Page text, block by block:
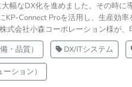
幅なDX化を進めました。その時に
KP-Connect Proを活用し、生産効
式会社小森コーポレーション様が、
・品質） DX/ITシステム
ション）